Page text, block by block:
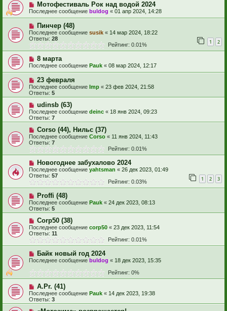
Мотофестиваль Рок над водой 2024
Последнее сообщение buldog « 01 апр 2024, 14:28
Пинчер (48)
Последнее сообщение susik « 14 мар 2024, 18:22
Ответы: 28 1 2
Рейтинг: 0.01%
8 марта
Последнее сообщение Pauk « 08 мар 2024, 12:17
23 февраля
Последнее сообщение Imp « 23 фев 2024, 21:58
Ответы: 5
udinsb (63)
Последнее сообщение deinc « 18 янв 2024, 09:23
Ответы: 7
Corso (44), Нильс (37)
Последнее сообщение Corso « 11 янв 2024, 11:43
Ответы: 7
Рейтинг: 0.01%
Новогоднее забухалово 2024
Последнее сообщение yahtsman « 26 дек 2023, 01:49
Ответы: 57 1 2 3
Рейтинг: 0.03%
Proffi (48)
Последнее сообщение Pauk « 24 дек 2023, 08:13
Ответы: 5
Corp50 (38)
Последнее сообщение corp50 « 23 дек 2023, 11:54
Ответы: 11
Рейтинг: 0.01%
Байк новый год 2024
Последнее сообщение buldog « 18 дек 2023, 15:35
Рейтинг: 0%
A.Pr. (41)
Последнее сообщение Pauk « 14 дек 2023, 19:38
Ответы: 3